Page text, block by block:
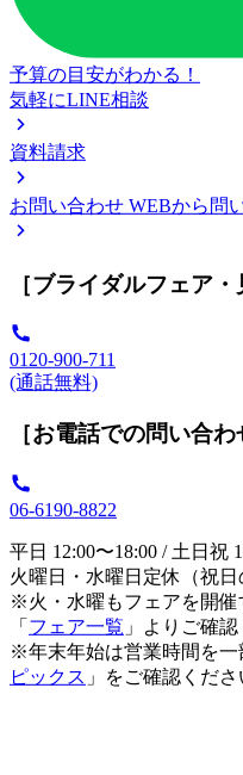
予算の目安がわかる！
気軽にLINE相談
資料請求
お問い合わせ WEBから問
［ブライダルフェア
0120-900-711
(通話無料)
［お電話での問い合わ
06-6190-8822
平日 12:00〜18:00 / 土日祝
火曜日・水曜日定休（祝日
※火・水曜もフェアを開催
「 フェア一覧 」よりご確認
※年末年始は営業時間を一
ピックス 」をご確認くださ